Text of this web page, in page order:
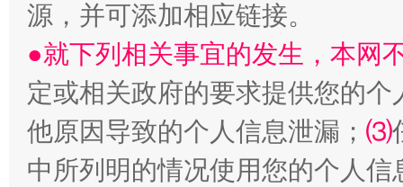
源，并可添加相应链接。
●就下列相关事宜的发生，本网
定或相关政府的要求提供您的个
他原因导致的个人信息泄漏； ⑶
中所列明的情况使用您的个人